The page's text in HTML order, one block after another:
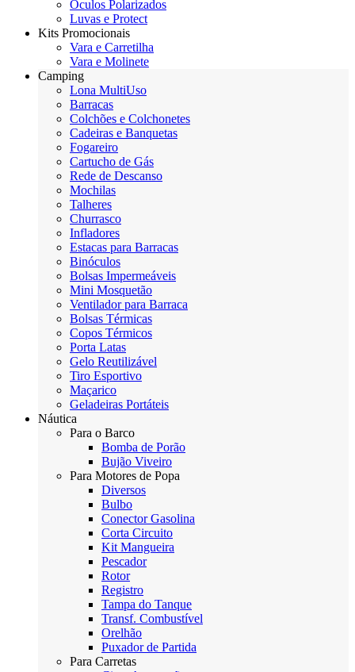
Óculos Polarizados
Luvas e Protect
Kits Promocionais
Vara e Carretilha
Vara e Molinete
Camping
Lona MultiUso
Barracas
Colchões e Colchonetes
Cadeiras e Banquetas
Fogareiro
Cartucho de Gás
Rede de Descanso
Mochilas
Talheres
Churrasco
Infladores
Estacas para Barracas
Binóculos
Bolsas Impermeáveis
Mini Mosquetão
Ventilador para Barraca
Bolsas Térmicas
Copos Térmicos
Porta Latas
Gelo Reutilizável
Tiro Esportivo
Maçarico
Geladeiras Portáteis
Náutica
Para o Barco
Bomba de Porão
Bujão Viveiro
Para Motores de Popa
Diversos
Bulbo
Conector Gasolina
Corta Circuito
Kit Mangueira
Pescador
Rotor
Registro
Tampa do Tanque
Transf. Combustível
Orelhão
Puxador de Partida
Para Carretas